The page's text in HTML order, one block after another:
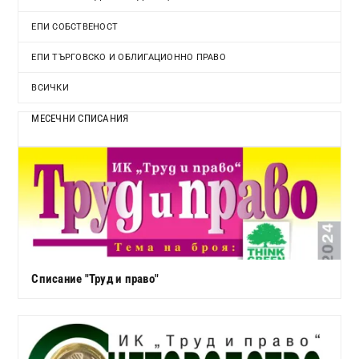
ЕПИ СОБСТВЕНОСТ
ЕПИ ТЪРГОВСКО И ОБЛИГАЦИОННО ПРАВО
ВСИЧКИ
МЕСЕЧНИ СПИСАНИЯ
Списание "Труд и право"